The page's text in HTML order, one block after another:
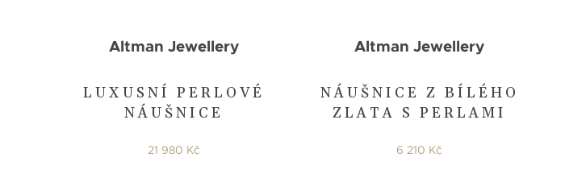
LUXUSNÍ PERLOVÉ
NÁUŠNICE
Altman Jewellery
21 980 Kč
NÁUŠNICE Z BÍLÉHO
ZLATA S PERLAMI
Altman Jewellery
6 210 Kč